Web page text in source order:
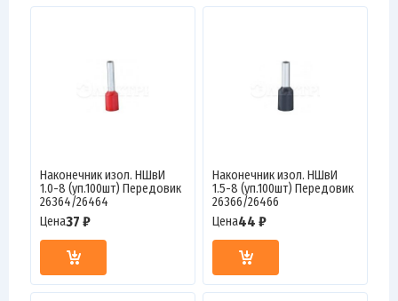
Наконечник изол. НШвИ
1.0-8 (уп.100шт) Передовик
26364/26464
Цена37 ₽
Наконечник изол. НШвИ
1.5-8 (уп.100шт) Передовик
26366/26466
Цена44 ₽